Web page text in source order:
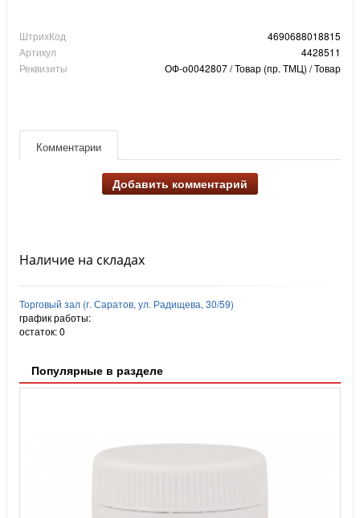
ШтрихКод
4690688018815
Артикул
4428511
Реквизиты
ОФ-о0042807 / Товар (пр. ТМЦ) / Товар
Комментарии
Добавить комментарий
Наличие на складах
Торговый зал (г. Саратов, ул. Радищева, 30/59)
график работы:
остаток:0
Популярные в разделе